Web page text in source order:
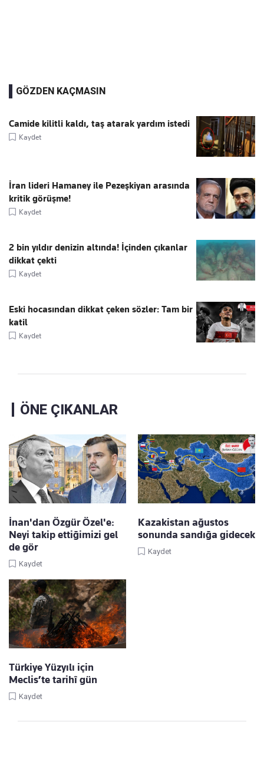
GÖZDEN KAÇMASIN
Camide kilitli kaldı, taş atarak yardım istedi
Kaydet
İran lideri Hamaney ile Pezeşkiyan arasında
kritik görüşme!
Kaydet
2 bin yıldır denizin altında! İçinden çıkanlar
dikkat çekti
Kaydet
Eski hocasından dikkat çeken sözler: Tam bir
katil
Kaydet
ÖNE ÇIKANLAR
İnan'dan Özgür Özel'e:
Neyi takip ettiğimizi gel
de gör
Kaydet
Kazakistan ağustos
sonunda sandığa gidecek
Kaydet
Türkiye Yüzyılı için
Meclis’te tarihî gün
Kaydet